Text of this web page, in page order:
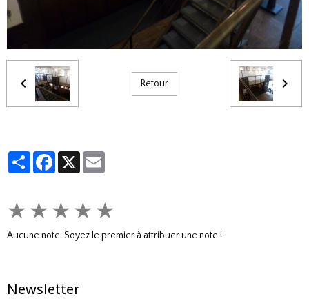
Retour
PartagerFacebook
X
★ ★ ★ ★ ★
Aucune note. Soyez le premier à attribuer une note !
Newsletter